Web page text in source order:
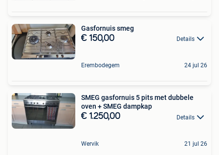
Gasfornuis smeg
€ 150,00 Details
Erembodegem 24 jul 26
SMEG gasfornuis 5 pits met dubbele
oven + SMEG dampkap
€ 1.250,00 Details
Wervik 21 jul 26